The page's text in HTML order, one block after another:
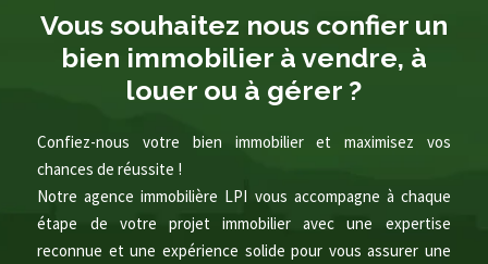
Vous souhaitez nous confier un
bien immobilier à vendre, à
louer ou à gérer ?
Confiez-nous votre bien immobilier et maximisez vos
chances de réussite !
Notre agence immobilière LPI vous accompagne à chaque
étape de votre projet immobilier avec une expertise
reconnue et une expérience solide pour vous assurer une